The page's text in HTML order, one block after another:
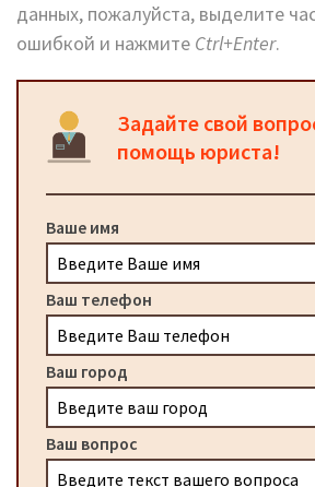
данных, пожалуйста, выделите
ошибкой и нажмите Ctrl+Enter.
Задайте свой
помощь юриста!
Ваше имя
Ваш телефон
Ваш город
Ваш вопрос